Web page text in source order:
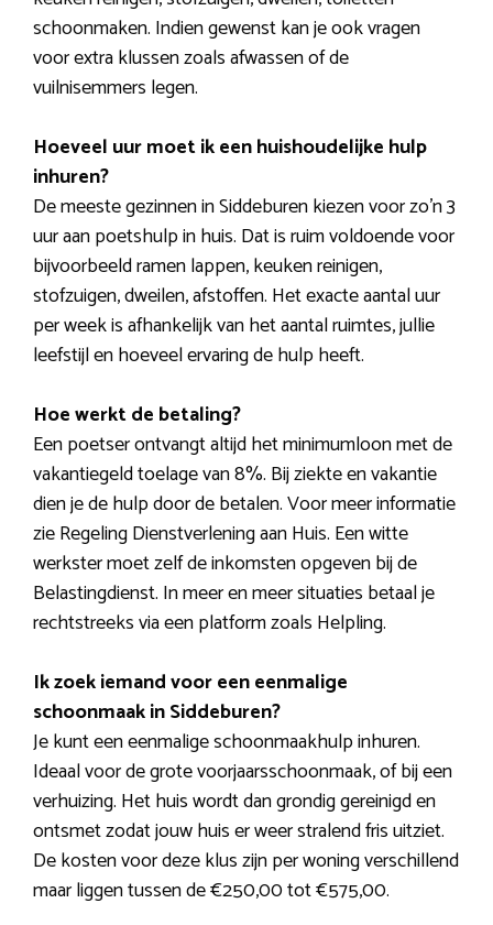
schoonmaken. Indien gewenst kan je ook vragen
voor extra klussen zoals afwassen of de
vuilnisemmers legen.
Hoeveel uur moet ik een huishoudelijke hulp
inhuren?
De meeste gezinnen in Siddeburen kiezen voor zo’n 3
uur aan poetshulp in huis. Dat is ruim voldoende voor
bijvoorbeeld ramen lappen, keuken reinigen,
stofzuigen, dweilen, afstoffen. Het exacte aantal uur
per week is afhankelijk van het aantal ruimtes, jullie
leefstijl en hoeveel ervaring de hulp heeft.
Hoe werkt de betaling?
Een poetser ontvangt altijd het minimumloon met de
vakantiegeld toelage van 8%. Bij ziekte en vakantie
dien je de hulp door de betalen. Voor meer informatie
zie Regeling Dienstverlening aan Huis. Een witte
werkster moet zelf de inkomsten opgeven bij de
Belastingdienst. In meer en meer situaties betaal je
rechtstreeks via een platform zoals Helpling.
Ik zoek iemand voor een eenmalige
schoonmaak in Siddeburen?
Je kunt een eenmalige schoonmaakhulp inhuren.
Ideaal voor de grote voorjaarsschoonmaak, of bij een
verhuizing. Het huis wordt dan grondig gereinigd en
ontsmet zodat jouw huis er weer stralend fris uitziet.
De kosten voor deze klus zijn per woning verschillend
maar liggen tussen de €250,00 tot €575,00.